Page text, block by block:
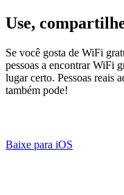
Use,
Se você gosta de WiFi
pessoas a encontrar WiFi
lugar certo. Pessoas reais
também pode!
Baixe para iOS